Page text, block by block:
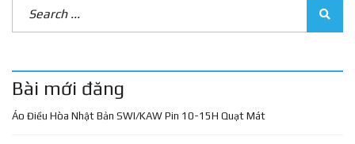
Bài mới đăng
Áo Điều Hòa Nhật Bản SWI/KAW Pin 10-15H Quạt Mát